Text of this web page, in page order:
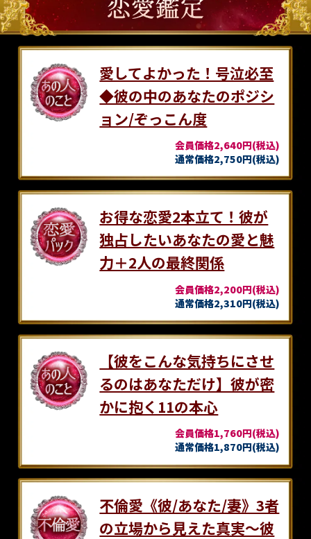
愛してよかった！号泣必至
◆彼の中のあなたのポジシ
ョン/ぞっこん度
会員価格2,640円(税込)
通常価格2,750円(税込)
お得な恋愛2本立て！彼が
独占したいあなたの愛と魅
力＋2人の最終関係
会員価格2,200円(税込)
通常価格2,310円(税込)
【彼をこんな気持ちにさせ
るのはあなただけ】彼が密
かに抱く11の本心
会員価格1,760円(税込)
通常価格1,870円(税込)
不倫愛《彼/あなた/妻》3者
の立場から見えた真実～彼